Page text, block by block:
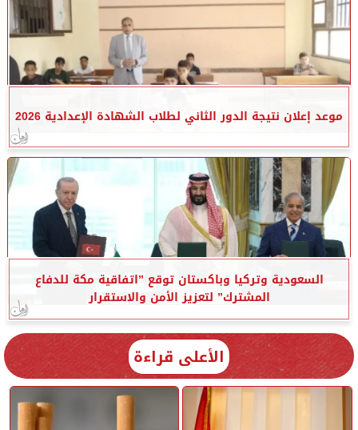
موعد إعلان نتيجة الدور الثاني لطلاب الشهادة الإعدادية 2026
السعودية وتركيا وباكستان توقع ”اتفاقية مكة للدفاع
المشترك” لتعزيز الأمن والاستقرار
الأعلى قراءة